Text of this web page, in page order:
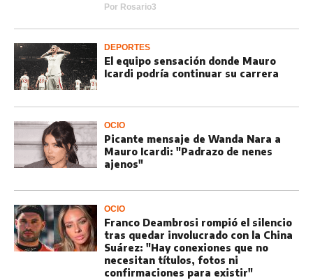
Por Rosario3
DEPORTES
El equipo sensación donde Mauro
Icardi podría continuar su carrera
OCIO
Picante mensaje de Wanda Nara a
Mauro Icardi: "Padrazo de nenes
ajenos"
OCIO
Franco Deambrosi rompió el silencio
tras quedar involucrado con la China
Suárez: "Hay conexiones que no
necesitan títulos, fotos ni
confirmaciones para existir"